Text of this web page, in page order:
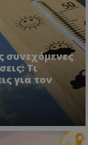
συνεχόμενες
Τι
για τον